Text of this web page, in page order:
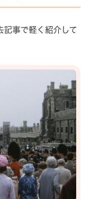
所等の口座を凍結す
解決方法はBIP47、
Payments”という
を受け付けたい者は
トアドレス」として
トアドレスを見て、自
事で軽く紹介して